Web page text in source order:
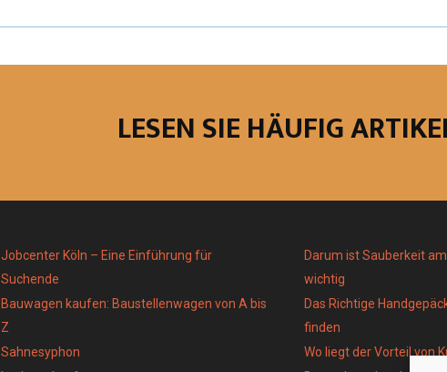
R R
N
R
N
LESEN SIE HÄUFIG
Jobcenter Köln – Eine Einführung für
Suchende
Bauwagen kaufen: Baustellenwagen von A bis
Z
Sahnesyphon
Darum ist Sauberkeit
wichtig
Das Richtige
finden
Wo liegt der Vorteil von